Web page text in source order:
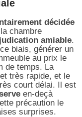
décidée
chambre
amiable.
biais, générer un
au prix le
de temps. La
très rapide, et le
court délai. Il est
en-deçà
précaution le
surprises.